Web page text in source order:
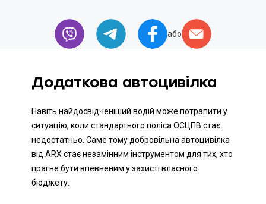
або
Додаткова автоцивілка
Навіть найдосвідченіший водій може потрапити у
ситуацію, коли стандартного поліса ОСЦПВ стає
недостатньо. Саме тому добровільна автоцивілка
від ARX стає незамінним інструментом для тих, хто
прагне бути впевненим у захисті власного
бюджету.